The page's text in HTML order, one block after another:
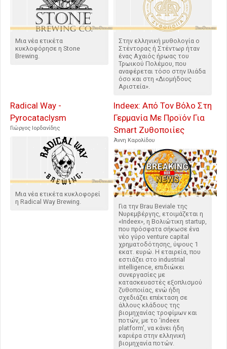
Μια νέα ετικέτα
κυκλοφόρησε η Stone
Brewing.
Στην ελληνική μυθολογία ο
Στέντορας ή Στέντωρ ήταν
ένας Αχαιός ήρωας του
Τρωικού Πολέμου, που
αναφέρεται τόσο στην Ιλιάδα
όσο και στη «Διομήδους
Αριστεία».
Radical Way -
Pyrocataclysm
Γιώργος Ιορδανίδης
Μια νέα ετικέτα κυκλοφορεί
η Radical Way Brewing.
Indeex: Από Τον Βόλο Στη
Γερμανία Με Προϊόν Για
Smart Ζυθοποιίες
Άννη Καρολίδου
Για την Brau Beviale της
Νυρεμβέργης, ετοιμάζεται η
«Indeex», η Bολιώτικη startup,
που πρόσφατα σήκωσε ένα
νέο γύρο venture capital
χρηματοδότησης, ύψους 1
εκατ. ευρώ. Η εταιρεία, που
εστιάζει στο industrial
intelligence, επιδιώκει
συνεργασίες με
κατασκευαστές εξοπλισμού
ζυθοποιίας, ενώ ήδη
σχεδιάζει επέκταση σε
άλλους κλάδους της
βιομηχανίας τροφίμων και
ποτών, με το ‘indeex
platform', να κάνει ήδη
καριέρα στην ελληνική
βιομηχανία ποτών.